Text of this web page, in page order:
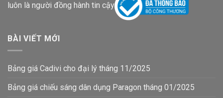
luôn là người đồng hành tin cậy
BÀI VIẾT MỚI
Bảng giá Cadivi cho đại lý tháng 11/2025
Bảng giá chiếu sáng dân dụng Paragon tháng 01/2025